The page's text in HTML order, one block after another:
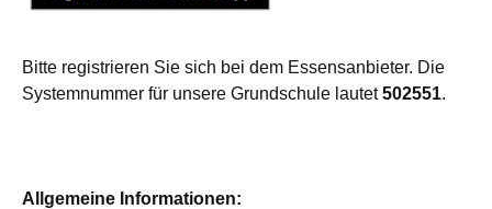
Bitte registrieren Sie sich bei dem Essensanbieter. Die
Systemnummer für unsere Grundschule lautet502551.
Allgemeine Informationen: